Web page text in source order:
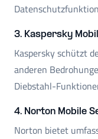
3. Kaspersky
Kaspersky schützt
anderen
Diebstahl-
4. Norton Mobile
Norton bietet